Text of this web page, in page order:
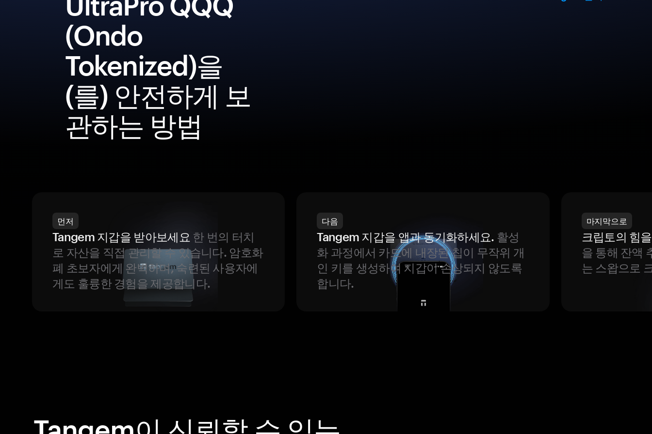
(Ondo
Tokenized)을
(를) 안전하게 보
관하는 방법
먼저
Tangem 지갑을 받아보세요 한 번의 터치
로 자산을 직접 관리할 수 있습니다. 암호화
폐 초보자에게 완벽하며, 숙련된 사용자에
게도 훌륭한 경험을 제공합니다.
다음
Tangem 지갑을 앱과 동기화하세요. 활성
화 과정에서 카드에 내장된 칩이 무작위 개
인 키를 생성하여 지갑이 손상되지 않도록
합니다.
마지막으로
크립토의 힘
을 통해 잔액
는 스왑으로